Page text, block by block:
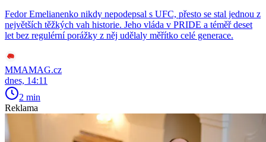
Fedor Emelianenko nikdy nepodepsal s UFC, přesto se stal jednou z
největších těžkých vah historie. Jeho vláda v PRIDE a téměř deset
let bez regulérní porážky z něj udělaly měřítko celé generace.
MMAMAG.cz
dnes, 14:11
2 min
Reklama